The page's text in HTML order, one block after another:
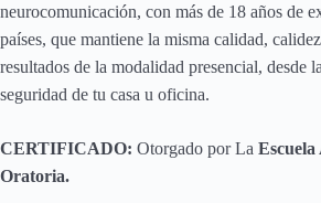
neurocomunicación, con más de 18 años de
países, que mantiene la misma calidad,
resultados de la modalidad presencial, desde
seguridad de tu casa u oficina.
CERTIFICADO: Otorgado por La
Oratoria.